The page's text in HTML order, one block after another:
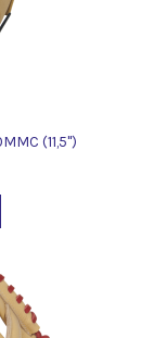
(11,5")